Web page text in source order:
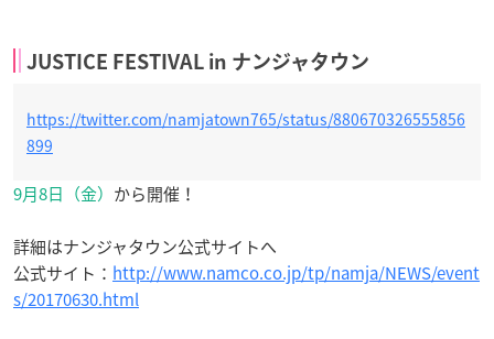
JUSTICE FESTIVAL in ナンジャタウン
https://twitter.com/namjatown765/status/880670326555856
899
9月8日（金） から開催！
詳細はナンジャタウン公式サイトへ
公式サイト： http://www.namco.co.jp/tp/namja/NEWS/event
s/20170630.html